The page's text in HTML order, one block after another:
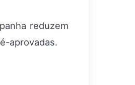
reduzem
aprovadas.